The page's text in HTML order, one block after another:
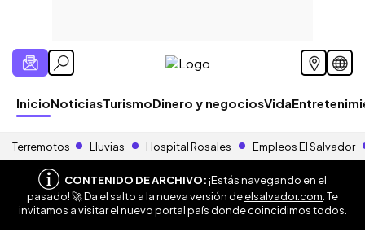
InicioNoticiasTurismoDinero y negociosVida
Terremotos Lluvias Hospital Rosales Empleos El Salvador
CONTENIDO DE ARCHIVO:¡Estás navegando en el
pasado! 🚀 Da el salto a la nueva versión deelsalvador.com . Te
invitamos a visitar el nuevo portal país donde coincidimos todos.